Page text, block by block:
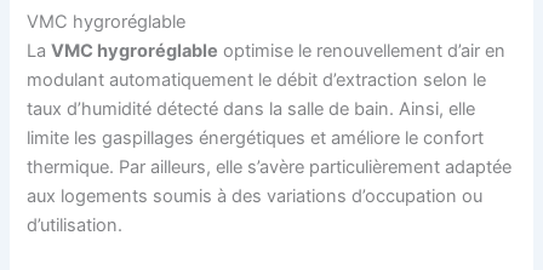
VMC hygroréglable
LaVMC hygroréglable optimise le renouvellement d’air en
modulant automatiquement le débit d’extraction selon le
taux d’humidité détecté dans la salle de bain. Ainsi, elle
limite les gaspillages énergétiques et améliore le confort
thermique. Par ailleurs, elle s’avère particulièrement adaptée
aux logements soumis à des variations d’occupation ou
d’utilisation.